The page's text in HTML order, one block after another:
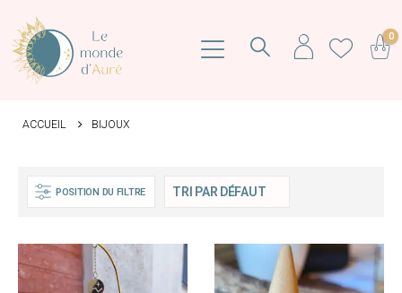
0
ACCUEIL BIJOUX
POSITION DU FILTRE